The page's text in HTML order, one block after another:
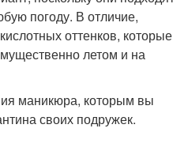
погоду. В отличие,
оттенков, которые
летом и на
маникюра, которым вы
своих подружек.